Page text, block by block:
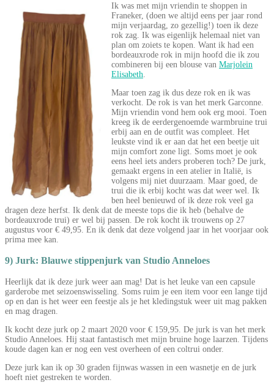
Ik was met mijn vriendin te shoppen in
Franeker, (doen we altijd eens per jaar rond
mijn verjaardag, zo gezellig!) toen ik deze
rok zag. Ik was eigenlijk helemaal niet van
plan om zoiets te kopen. Want ik had een
bordeauxrode rok in mijn hoofd die ik zou
combineren bij een blouse van Marjolein
Elisabeth
Maar toen zag ik dus deze rok en ik was
verkocht. De rok is van het merk Garconne.
Mijn vriendin vond hem ook erg mooi. Toen
kreeg ik de eerdergenoemde warmbruine trui
erbij aan en de outfit was compleet. Het
leukste vind ik er aan dat het een beetje uit
mijn comfort zone ligt. Soms moet je ook
eens heel iets anders proberen toch? De jurk,
gemaakt ergens in een atelier in Italië, is
volgens mij niet duurzaam. Maar goed, de
trui die ik erbij kocht was dat weer wel. Ik
ben heel benieuwd of ik deze rok veel ga
dragen deze herfst. Ik denk dat de meeste tops die ik heb (behalve de
bordeauxrode trui) er wel bij passen. De rok kocht ik trouwens op 27
augustus voor € 49,95. En ik denk dat deze volgend jaar in het voorjaar ook
prima mee kan.
9) Jurk: Blauwe stippenjurk van Studio Anneloes
Heerlijk dat ik deze jurk weer aan mag! Dat is het leuke van een capsule
garderobe met seizoenswisseling. Soms ruim je een item voor een lange tijd
op en dan is het weer een feestje als je het kledingstuk weer uit mag pakken
en mag dragen.
Ik kocht deze jurk op 2 maart 2020 voor € 159,95. De jurk is van het merk
Studio Anneloes. Hij staat fantastisch met mijn bruine hoge laarzen. Tijdens
koude dagen kan er nog een vest overheen of een coltrui onder.
Deze jurk kan ik op 30 graden fijnwas wassen in een wasnetje en de jurk
hoeft niet gestreken te worden.